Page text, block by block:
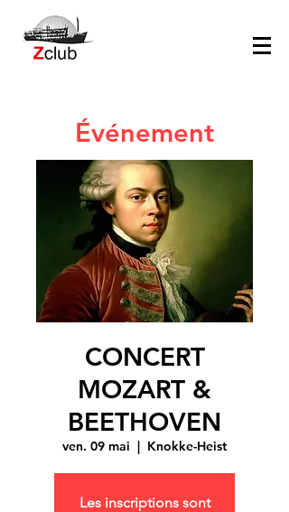
Événement
CONCERT
MOZART &
BEETHOVEN
ven. 09 mai
  |
Knokke-Heist
Les inscriptions sont